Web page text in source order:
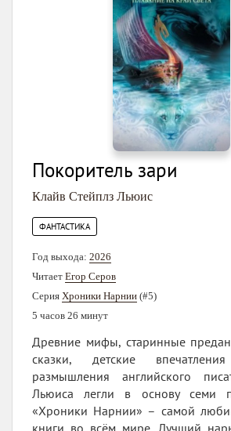
Покоритель зари
Клайв Стейплз Льюис
ФАНТАСТИКА
Год выхода: 2026
Читает Егор Серов
Серия Хроники Нарнии (#5)
5 часов 26 минут
Древние мифы, старинные
сказки, детские
размышления английского
Льюиса легли в основу семи
«Хроники Нарнии» – самой
книги во всём мире. Лучший